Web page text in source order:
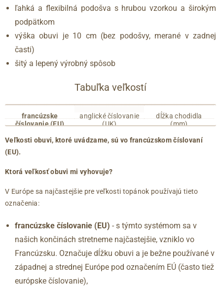
ľahká a flexibilná podošva s hrubou vzorkou a širokým
podpätkom
výška obuvi je 10 cm (bez podošvy, merané v zadnej
časti)
šitý a lepený výrobný spôsob
Tabuľka veľkostí
francúzske
číslovanie (EU)
35
36
37
38
38.5
39
anglické číslovanie
(UK)
2.5
3
4
5
6
dĺžka chodidla
(mm)
215
220
240
265
270
Veľkosti obuvi, ktoré uvádzame, sú vo francúzskom číslovaní
(EU).
Ktorá veľkosť obuvi mi vyhovuje?
V Európe sa najčastejšie pre veľkosti topánok používajú tieto
označenia:
francúzske číslovanie (EU) - s týmto systémom sa v
našich končinách stretneme najčastejšie, vzniklo vo
Francúzsku. Označuje dĺžku obuvi a je bežne používané v
západnej a strednej Európe pod označením EÚ (často tiež
európske číslovanie),